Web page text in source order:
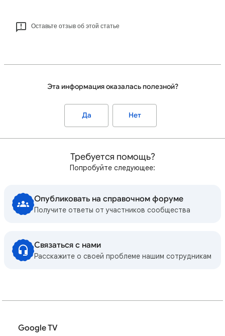
Оставьте отзыв об этой статье
Эта информация оказалась полезной?
Да Нет
Требуется помощь?
Попробуйте следующее:
Опубликовать на справочном форуме
Получите ответы от участников сообщества
Связаться с нами
Расскажите о своей проблеме нашим сотрудникам
Google TV